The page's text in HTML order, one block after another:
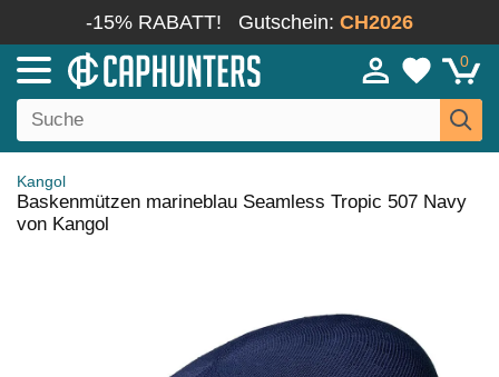
-15% RABATT! Gutschein: CH2026
0
Kangol
Baskenmützen marineblau Seamless Tropic 507 Navy
von Kangol